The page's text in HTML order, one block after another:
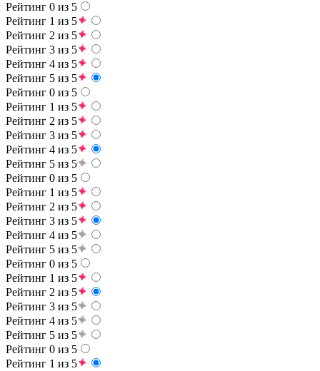
Рейтинг 0 из 5
Рейтинг 1 из 5
Рейтинг 2 из 5
Рейтинг 3 из 5
Рейтинг 4 из 5
Рейтинг 5 из 5
Рейтинг 0 из 5
Рейтинг 1 из 5
Рейтинг 2 из 5
Рейтинг 3 из 5
Рейтинг 4 из 5
Рейтинг 5 из 5
Рейтинг 0 из 5
Рейтинг 1 из 5
Рейтинг 2 из 5
Рейтинг 3 из 5
Рейтинг 4 из 5
Рейтинг 5 из 5
Рейтинг 0 из 5
Рейтинг 1 из 5
Рейтинг 2 из 5
Рейтинг 3 из 5
Рейтинг 4 из 5
Рейтинг 5 из 5
Рейтинг 0 из 5
Рейтинг 1 из 5